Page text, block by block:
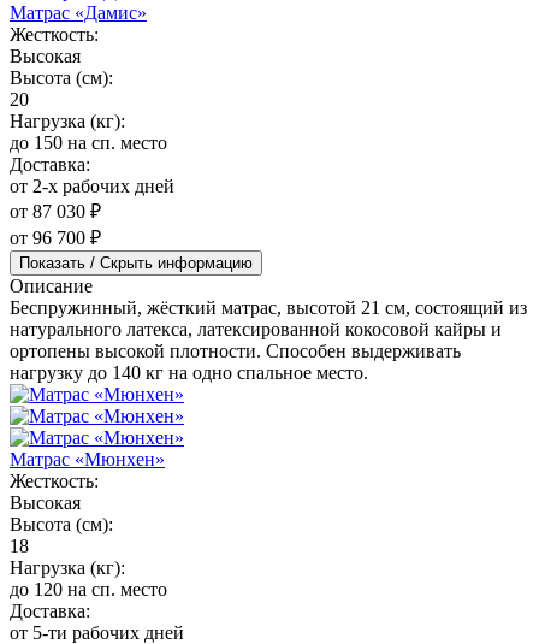
Матрас «Дамис»
Жесткость:
Высокая
Высота (см):
20
Нагрузка (кг):
до 150 на сп. место
Доставка:
от 2-х рабочих дней
от 87 030 ₽
от 96 700 ₽
Показать / Скрыть информацию
Описание
Беспружинный, жёсткий матрас, высотой 21 см, состоящий из
натурального латекса, латексированной кокосовой кайры и
ортопены высокой плотности. Способен выдерживать
нагрузку до 140 кг на одно спальное место.
Матрас «Мюнхен»
Жесткость:
Высокая
Высота (см):
18
Нагрузка (кг):
до 120 на сп. место
Доставка:
от 5-ти рабочих дней